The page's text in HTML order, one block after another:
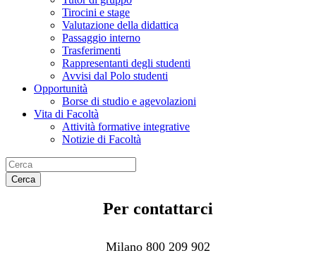
Tirocini e stage
Valutazione della didattica
Passaggio interno
Trasferimenti
Rappresentanti degli studenti
Avvisi dal Polo studenti
Opportunità
Borse di studio e agevolazioni
Vita di Facoltà
Attività formative integrative
Notizie di Facoltà
Cerca
Per contattarci
Milano 800 209 902